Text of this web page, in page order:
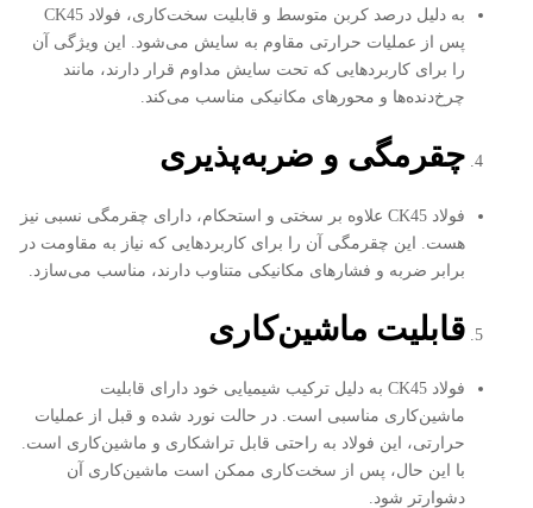
به دلیل درصد کربن متوسط و قابلیت سخت‌کاری، فولاد CK45
پس از عملیات حرارتی مقاوم به سایش می‌شود. این ویژگی آن
را برای کاربردهایی که تحت سایش مداوم قرار دارند، مانند
چرخ‌دنده‌ها و محورهای مکانیکی مناسب می‌کند.
چقرمگی و ضربه‌پذیری
فولاد CK45 علاوه بر سختی و استحکام، دارای چقرمگی نسبی نیز
هست. این چقرمگی آن را برای کاربردهایی که نیاز به مقاومت در
برابر ضربه و فشارهای مکانیکی متناوب دارند، مناسب می‌سازد.
قابلیت ماشین‌کاری
فولاد CK45 به دلیل ترکیب شیمیایی خود دارای قابلیت
ماشین‌کاری مناسبی است. در حالت نورد شده و قبل از عملیات
حرارتی، این فولاد به راحتی قابل تراشکاری و ماشین‌کاری است.
با این حال، پس از سخت‌کاری ممکن است ماشین‌کاری آن
دشوارتر شود.